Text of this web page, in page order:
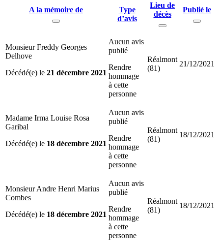
A la mémoire de
Type
d’avis
Lieu de
décès
Publié le
Monsieur Freddy Georges
Delhove
Décédé(e) le 21 décembre 2021
Aucun avis
publié
Rendre
hommage
à cette
personne
Réalmont
(81)
21/12/2021
Madame Irma Louise Rosa
Garibal
Décédé(e) le 18 décembre 2021
Aucun avis
publié
Rendre
hommage
à cette
personne
Réalmont
(81)
18/12/2021
Monsieur Andre Henri Marius
Combes
Décédé(e) le 18 décembre 2021
Aucun avis
publié
Rendre
hommage
à cette
personne
Réalmont
(81)
18/12/2021